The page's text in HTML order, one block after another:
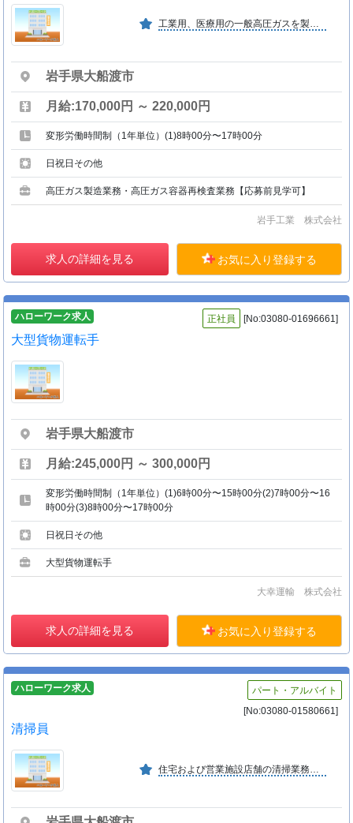
工業用、医療用の一般高圧ガスを製造。気仙地区を中心に岩手・宮城に出荷しています。
岩手県大船渡市
月給:170,000円 ～ 220,000円
変形労働時間制（1年単位）(1)8時00分〜17時00分
日祝日その他
高圧ガス製造業務・高圧ガス容器再検査業務【応募前見学可】
岩手工業 株式会社
求人の詳細を見る お気に入り登録する
ハローワーク求人 正社員 [No:03080-01696661]
大型貨物運転手
岩手県大船渡市
月給:245,000円 ～ 300,000円
変形労働時間制（1年単位）(1)6時00分〜15時00分(2)7時00分〜16
時00分(3)8時00分〜17時00分
日祝日その他
大型貨物運転手
大幸運輸 株式会社
求人の詳細を見る お気に入り登録する
ハローワーク求人
パート・アルバイト
[No:03080-01580661]
清掃員
住宅および営業施設店舗の清掃業務を承っています。